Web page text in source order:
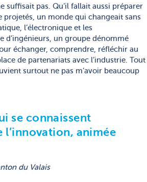
suffisait pas. Qu’il fallait aussi préparer
un monde qui changeait sans
l’électronique et les
d’ingénieurs, un groupe dénommé
échanger, comprendre, réfléchir au
de partenariats avec l’industrie. Tout
surtout ne pas m’avoir beaucoup
se connaissent
l’innovation, animée
du Valais